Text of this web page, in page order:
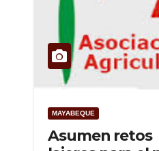
MAYABEQUE
Asumen retos